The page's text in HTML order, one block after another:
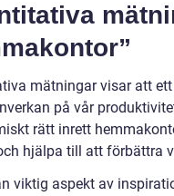
mätningar visar att
på vår
rätt inrett
hjälpa till att förbättra
viktig aspekt av